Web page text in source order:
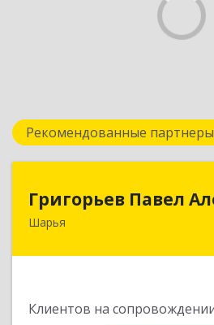
Рекомендованные партнеры
Григорьев Павел
Шарья
Клиентов на
157505, Костромская